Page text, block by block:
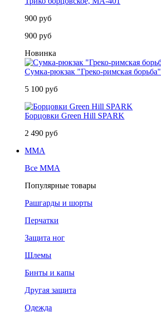
900 руб
900 руб
Новинка
Сумка-рюкзак "Греко-римская борьба"
5 100 руб
Борцовки Green Hill SPARK
2 490 руб
MMA
Все MMA
Популярные товары
Рашгарды и шорты
Перчатки
Защита ног
Шлемы
Бинты и капы
Другая защита
Одежда